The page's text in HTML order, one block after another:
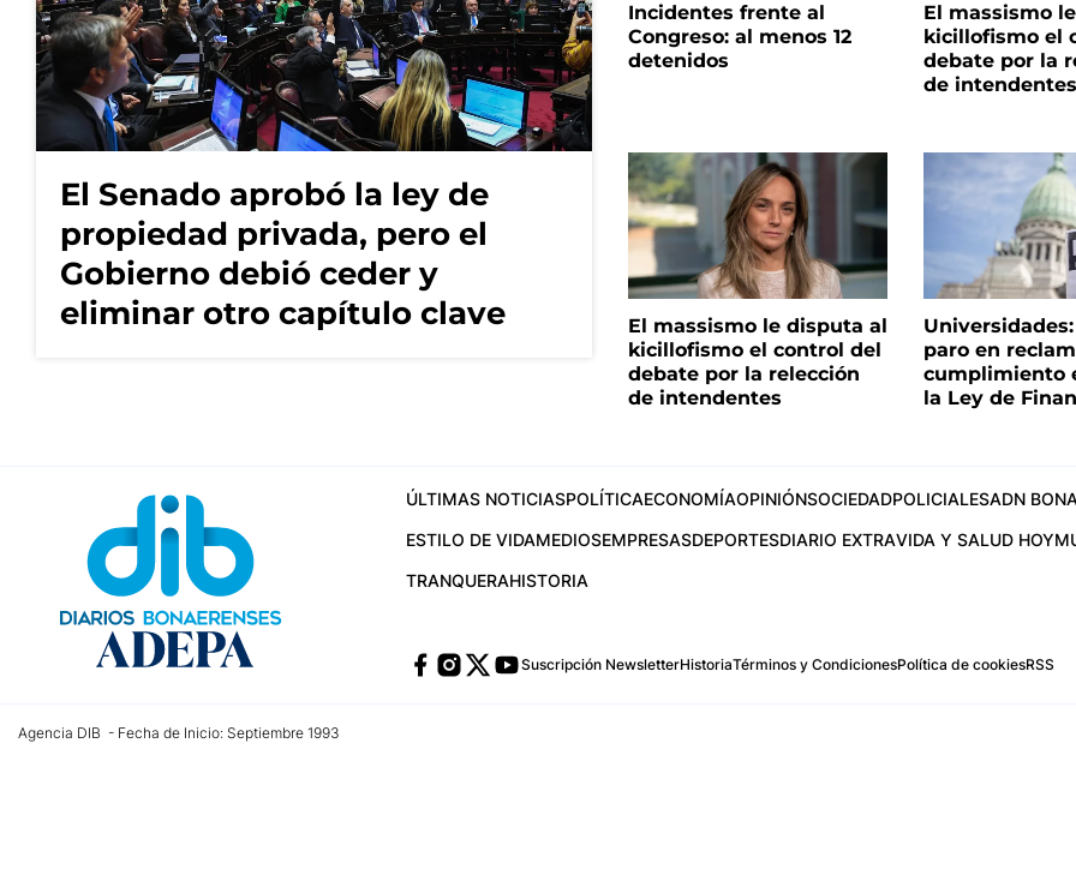
El Senado aprobó la ley de
propiedad privada, pero el
Gobierno debió ceder y
eliminar otro capítulo clave
Incidentes frente al
Congreso: al menos 12
detenidos
El massismo
kicillofismo el
debate por la
de intendentes
El massismo le disputa al
kicillofismo el control del
debate por la relección
de intendentes
paro en
cumplimiento
la Ley de
ÚLTIMAS NOTICIASPOLÍTICAECONOMÍAOPINIÓNSOCIEDADPOLICIALESADN
ESTILO DE VIDAMEDIOSEMPRESASDEPORTESDIARIO EXTRAVIDA Y SALUD HOY
TRANQUERAHISTORIA
Suscripción NewsletterHistoriaTérminos y CondicionesPolítica de cookiesRSS
Agencia DIB - Fecha de Inicio: Septiembre 1993